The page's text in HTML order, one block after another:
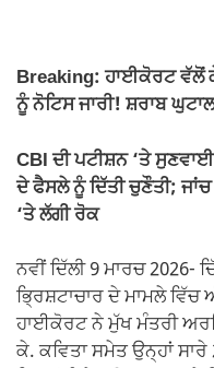
e
b
o
o
k
s
A
p
p
a
m
Breaking: ਹਾਈਕੋਰਟ ਵੱਲੋਂ
ਨੂੰ ਨੋਟਿਸ ਜਾਰੀ! ਸ਼ਰਾਬ
CBI ਦੀ ਪਟੀਸ਼ਨ ‘ਤੇ
ਦੇ ਫੈਸਲੇ ਨੂੰ ਦਿੱਤੀ ਚੁਣੌਤੀ;
‘ਤੇ ਲੱਗੀ ਰੋਕ
ਨਵੀਂ ਦਿੱਲੀ 9 ਮਾਰਚ 2026-
ਭ੍ਰਿਸ਼ਟਾਚਾਰ ਦੇ ਮਾਮਲੇ
ਹਾਈਕੋਰਟ ਨੇ ਮੁੱਖ ਮੰਤਰੀ
ਕੇ. ਕਵਿਤਾ ਸਮੇਤ ਉਨ੍ਹਾਂ ਸਾਰੇ